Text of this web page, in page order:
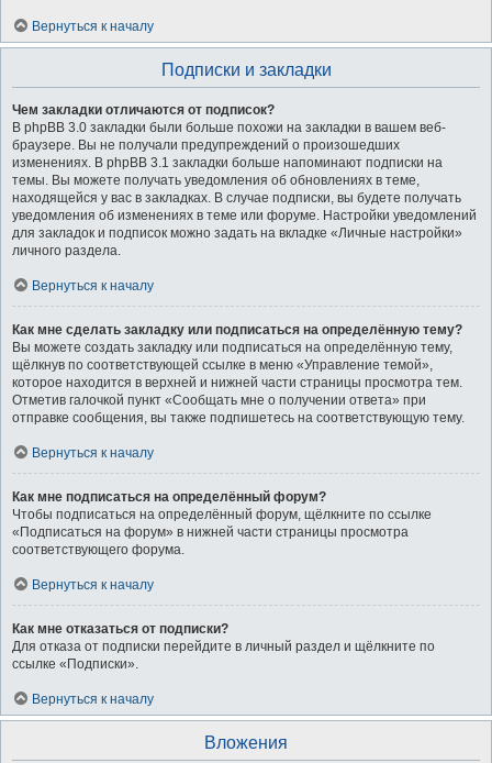
Вернуться к началу
Подписки и закладки
Чем закладки отличаются от подписок?
В phpBB 3.0 закладки были больше похожи на закладки в вашем веб-
браузере. Вы не получали предупреждений о произошедших
изменениях. В phpBB 3.1 закладки больше напоминают подписки на
темы. Вы можете получать уведомления об обновлениях в теме,
находящейся у вас в закладках. В случае подписки, вы будете получать
уведомления об изменениях в теме или форуме. Настройки уведомлений
для закладок и подписок можно задать на вкладке «Личные настройки»
личного раздела.
Вернуться к началу
Как мне сделать закладку или подписаться на определённую тему?
Вы можете создать закладку или подписаться на определённую тему,
щёлкнув по соответствующей ссылке в меню «Управление темой»,
которое находится в верхней и нижней части страницы просмотра тем.
Отметив галочкой пункт «Сообщать мне о получении ответа» при
отправке сообщения, вы также подпишетесь на соответствующую тему.
Вернуться к началу
Как мне подписаться на определённый форум?
Чтобы подписаться на определённый форум, щёлкните по ссылке
«Подписаться на форум» в нижней части страницы просмотра
соответствующего форума.
Вернуться к началу
Как мне отказаться от подписки?
Для отказа от подписки перейдите в личный раздел и щёлкните по
ссылке «Подписки».
Вернуться к началу
Вложения